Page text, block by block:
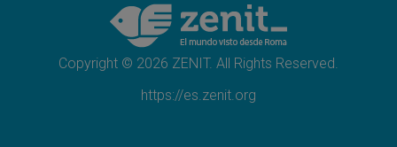
05.08.2026
Iglesia en Uruguay: la visita del Papa
fortalecerá la fe y la esperanza
Copyright © 2026 ZENIT. All Rights Reserved.
https://es.zenit.org